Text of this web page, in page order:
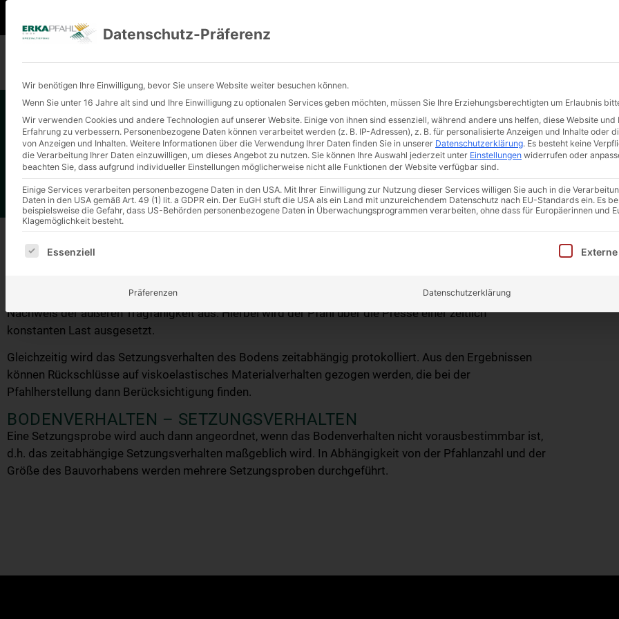
Da die ERKA-Pfähle im Allgemeinen sofort unter Gebrauchslast stehen, reicht die Setzungsprobe zum
Nachweis der äußeren Tragfähigkeit aus. Hierbei wird der Pfahl über die Presse einer zeitlich
konstanten Last ausgesetzt.
Gleichzeitig wird das Setzungsverhalten des Bodens zeitabhängig protokolliert. Aus den Ergebnissen
können Rückschlüsse auf viskoelastisches Materialverhalten gezogen werden, die bei der
Pfahlherstellung dann Berücksichtigung finden.
BODENVERHALTEN – SETZUNGSVERHALTEN
Eine Setzungsprobe wird auch dann angeordnet, wenn das Bodenverhalten nicht vorausbestimmbar ist,
d.h. das zeitabhängige Setzungsverhalten maßgeblich wird. In Abhängigkeit von der Pfahlanzahl und der
Größe des Bauvorhabens werden mehrere Setzungsproben durchgeführt.
Datenschutz-Präferenz
Wir benötigen Ihre Einwilligung, bevor Sie unsere Website weiter besuchen können.
Wenn Sie unter 16 Jahre alt sind und Ihre Einwilligung zu optionalen Services geben möchten, müssen Sie Ihre Erziehungsberechtigten um Erlaubnis
Wir verwenden Cookies und andere Technologien auf unserer Website. Einige von ihnen sind essenziell, während andere uns helfen, diese Website und
Erfahrung zu verbessern. Personenbezogene Daten können verarbeitet werden (z. B. IP-Adressen), z. B. für personalisierte Anzeigen und Inhalte oder
von Anzeigen und Inhalten. Weitere Informationen über die Verwendung Ihrer Daten finden Sie in unserer Datenschutzerklärung. Es besteht keine
die Verarbeitung Ihrer Daten einzuwilligen, um dieses Angebot zu nutzen. Sie können Ihre Auswahl jederzeit unter Einstellungen widerrufen oder
beachten Sie, dass aufgrund individueller Einstellungen möglicherweise nicht alle Funktionen der Website verfügbar sind.
Einige Services verarbeiten personenbezogene Daten in den USA. Mit Ihrer Einwilligung zur Nutzung dieser Services willigen Sie auch in die
Daten in den USA gemäß Art. 49 (1) lit. a GDPR ein. Der EuGH stuft die USA als ein Land mit unzureichendem Datenschutz nach EU-Standards ein. Es
beispielsweise die Gefahr, dass US-Behörden personenbezogene Daten in Überwachungsprogrammen verarbeiten, ohne dass für Europäerinnen und
Klagemöglichkeit besteht.
Es folgt eine Liste der Service-Gruppen, für die eine Einwilligung erteilt werden kann. Die erste Service-Gruppe
Essenziell
Präferenzen Datenschutzerklärung